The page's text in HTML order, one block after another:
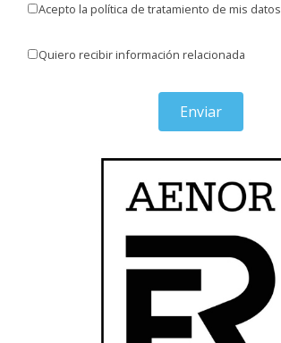
Acepto la política de tratamiento de mis datos
Quiero recibir información relacionada
Enviar